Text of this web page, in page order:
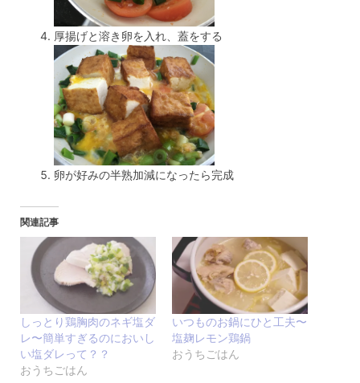
厚揚げと溶き卵を入れ、蓋をする
卵が好みの半熟加減になったら完成
関連記事
しっとり鶏胸肉のネギ塩ダ
レ〜簡単すぎるのにおいし
い塩ダレって？？
おうちごはん
いつものお鍋にひと工夫〜
塩麹レモン鶏鍋
おうちごはん